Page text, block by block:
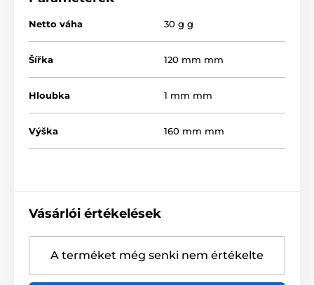
Netto váha 30 g g
Šířka 120 mm mm
Hloubka 1 mm mm
Výška 160 mm mm
Vásárlói értékelések
A terméket még senki nem értékelte